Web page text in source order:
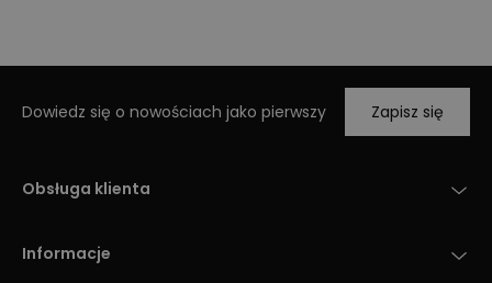
Dowiedz się o nowościach jako pierwszy Zapisz się
Obsługa klienta
Informacje